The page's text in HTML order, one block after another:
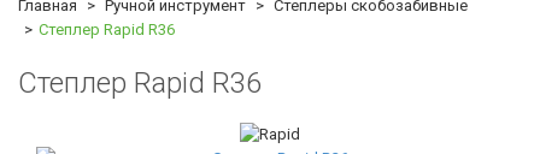
Главная Ручной инструмент
Степлеры скобозабивные
Степлер Rapid R36
Степлер Rapid R36